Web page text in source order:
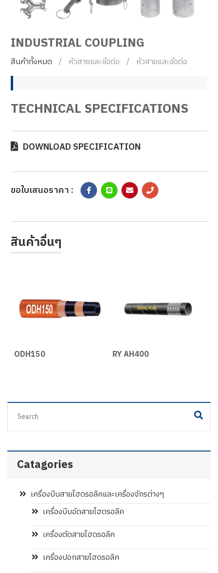
INDUSTRIAL COUPLING
สินค้าทั้งหมด หัวสายและข้อต่อ หัวสายและข้อต่อ
TECHNICAL SPECIFICATIONS
DOWNLOAD SPECIFICATION
ขอใบเสนอราคา :
สินค้าอื่นๆ
ODH150 RY AH400
Catagories
เครื่องบีบสายไฮดรอลิคและเครื่องจักรต่างๆ
เครื่องบีบอัดสายไฮดรอลิค
เครื่องตัดสายไฮดรอลิค
เครื่องปอกสายไฮดรอลิค